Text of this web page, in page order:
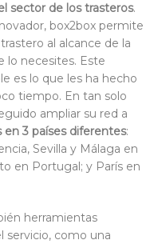
sector de los trasteros.
box2box permite
al alcance de la
lo necesites. Este
es lo que les ha hecho
tiempo. En tan solo
ampliar su red a
en 3 países diferentes:
Sevilla y Málaga en
en Portugal; y París en
herramientas
servicio, como una